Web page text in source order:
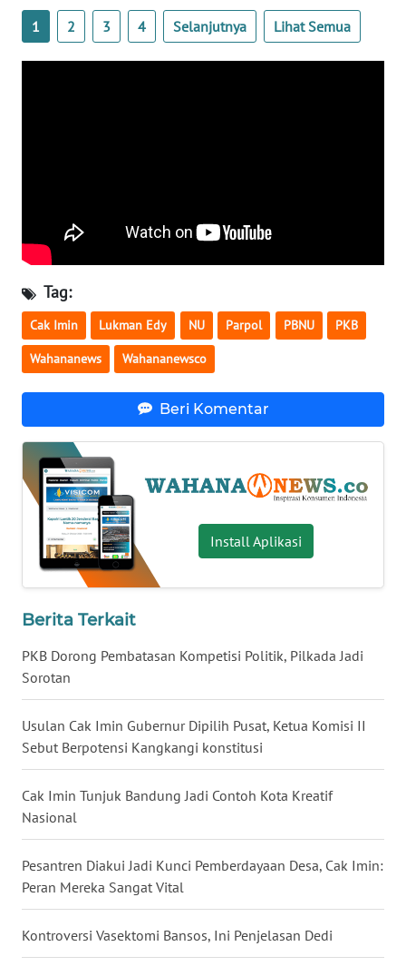
1 2 3 4 Selanjutnya Lihat Semua
Tag:
Cak Imin Lukman Edy NU Parpol PBNU PKB
Wahananews Wahananewsco
Beri Komentar
Install Aplikasi
Berita Terkait
PKB Dorong Pembatasan Kompetisi Politik, Pilkada Jadi
Sorotan
Usulan Cak Imin Gubernur Dipilih Pusat, Ketua Komisi II
Sebut Berpotensi Kangkangi konstitusi
Cak Imin Tunjuk Bandung Jadi Contoh Kota Kreatif
Nasional
Pesantren Diakui Jadi Kunci Pemberdayaan Desa, Cak Imin:
Peran Mereka Sangat Vital
Kontroversi Vasektomi Bansos, Ini Penjelasan Dedi
WN
PAPUA
WN
WN
SULTRA
WN
WN
SULTENG
WN
SULBAR
BABEL
WN
SUMBAR
WN
SUMSEL
WN
BENGKULU
WN
LAMPUNG
WN